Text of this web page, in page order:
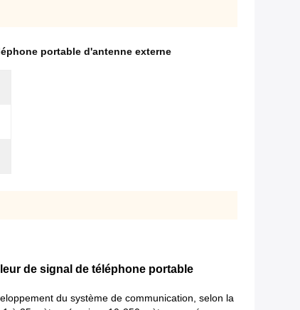
portable d'antenne externe
de signal de téléphone portable
du système de communication, selon la